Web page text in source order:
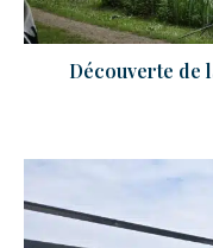
Découverte de